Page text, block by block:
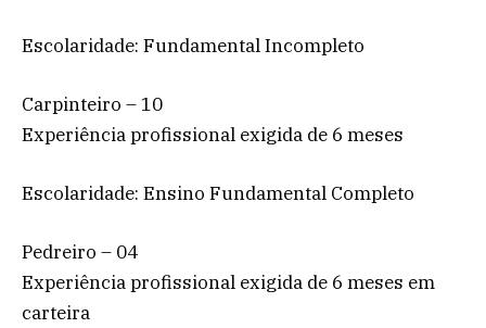
Escolaridade: Fundamental Incompleto
Carpinteiro – 10
Experiência profissional exigida de 6 meses
Escolaridade: Ensino Fundamental Completo
Pedreiro – 04
Experiência profissional exigida de 6 meses em
carteira